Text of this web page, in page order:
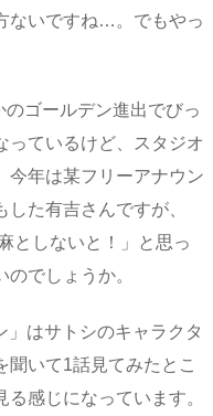
ないですね…。でもやっ
のゴールデン進出でびっ
っているけど、スタジオ
今年は某フリーアナウン
た有吉さんですが、
としないと！」と思っ
でしょうか。
」はサトシのキャラクタ
聞いて1話見てみたとこ
感じになっています。